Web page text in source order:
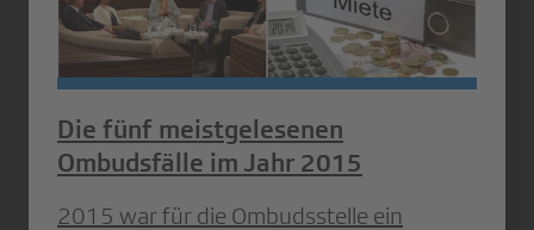
Die fünf meistgelesenen
Ombudsfälle im Jahr 2015
2015 war für die Ombudsstelle ein